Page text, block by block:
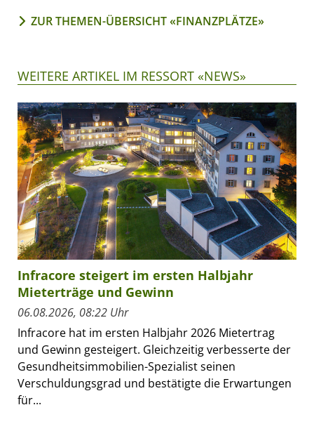
ZUR THEMEN-ÜBERSICHT «FINANZPLÄTZE»
WEITERE ARTIKEL IM RESSORT «NEWS»
Infracore steigert im ersten Halbjahr
Mieterträge und Gewinn
06.08.2026, 08:22 Uhr
Infracore hat im ersten Halbjahr 2026 Mietertrag
und Gewinn gesteigert. Gleichzeitig verbesserte der
Gesundheitsimmobilien-Spezialist seinen
Verschuldungsgrad und bestätigte die Erwartungen
für...